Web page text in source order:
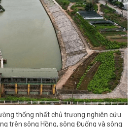
thống nhất chủ trương nghiên cứu
trên sông Hồng, sông Đuống và sông